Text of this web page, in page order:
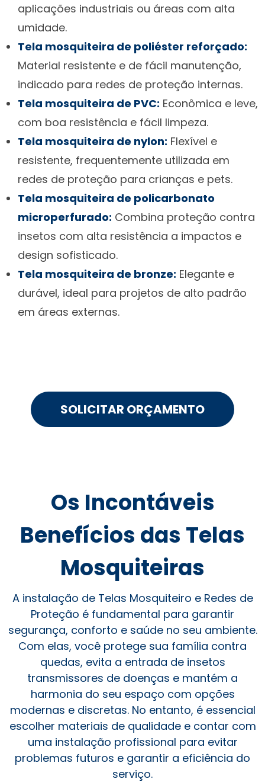
aplicações industriais ou áreas com alta
umidade.
Tela mosquiteira de poliéster reforçado:
Material resistente e de fácil manutenção,
indicado para redes de proteção internas.
Tela mosquiteira de PVC: Econômica e leve,
com boa resistência e fácil limpeza.
Tela mosquiteira de nylon: Flexível e
resistente, frequentemente utilizada em
redes de proteção para crianças e pets.
Tela mosquiteira de policarbonato
microperfurado: Combina proteção contra
insetos com alta resistência a impactos e
design sofisticado.
Tela mosquiteira de bronze: Elegante e
durável, ideal para projetos de alto padrão
em áreas externas.
SOLICITAR ORÇAMENTO
Os Incontáveis
Benefícios das Telas
Mosquiteiras
A instalação de Telas Mosquiteiro e Redes de
Proteção é fundamental para garantir
segurança, conforto e saúde no seu ambiente.
Com elas, você protege sua família contra
quedas, evita a entrada de insetos
transmissores de doenças e mantém a
harmonia do seu espaço com opções
modernas e discretas. No entanto, é essencial
escolher materiais de qualidade e contar com
uma instalação profissional para evitar
problemas futuros e garantir a eficiência do
serviço.